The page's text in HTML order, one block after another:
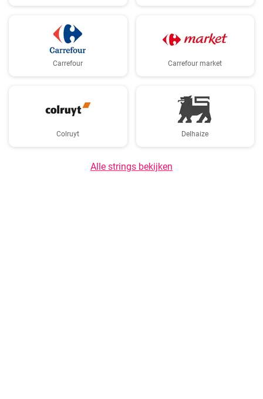
Carrefour Carrefour market
Colruyt Delhaize
Alle strings bekijken